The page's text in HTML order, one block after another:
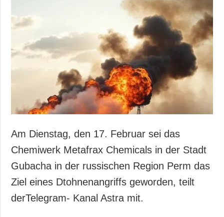
Am Dienstag, den 17. Februar sei das
Chemiwerk Metafrax Chemicals in der Stadt
Gubacha in der russischen Region Perm das
Ziel eines Dtohnenangriffs geworden, teilt
derTelegram- Kanal Astra mit.